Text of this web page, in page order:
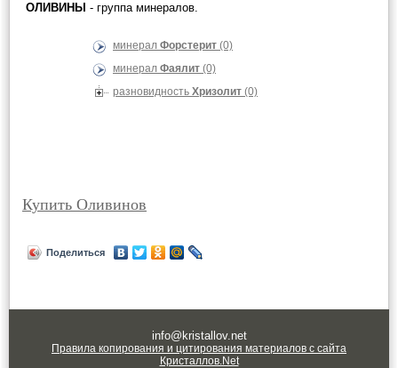
ОЛИВИНЫ - группа минералов.
минерал Форстерит (0)
минерал Фаялит (0)
разновидность Хризолит (0)
Купить Оливинов
Поделиться
info@kristallov.net
Правила копирования и цитирования материалов с сайта
Кристаллов.Net